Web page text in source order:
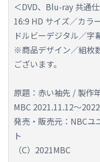
＜DVD、Blu-ray 共通
16:9 HD サイズ／カラ
ドルビーデジタル／字
※商品デザイン／組枚
ございます。
原題：赤い袖先 / 製作
MBC 2021.11.12～
発売・販売元：NBCユ
ト
（C）2021MBC